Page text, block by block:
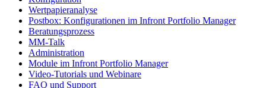
Wertpapieranalyse
Postbox: Konfigurationen im Infront Portfolio Manager
Beratungsprozess
MM-Talk
Administration
Module im Infront Portfolio Manager
Video-Tutorials und Webinare
FAQ und Support